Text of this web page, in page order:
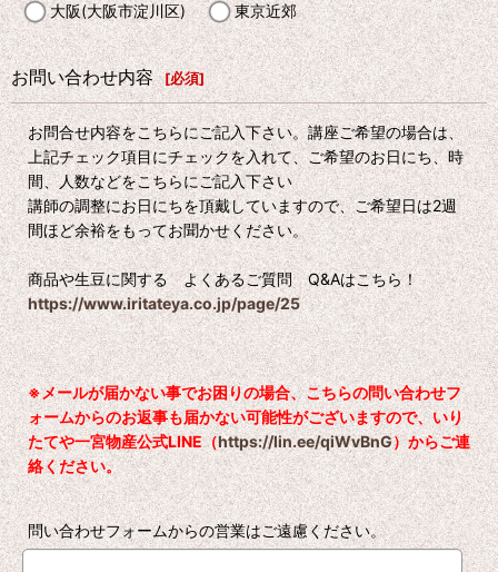
大阪(大阪市淀川区)
東京近郊
お問い合わせ内容 [必須]
お問合せ内容をこちらにご記入下さい。講座ご希望の場合は、
上記チェック項目にチェックを入れて、ご希望のお日にち、時
間、人数などをこちらにご記入下さい
講師の調整にお日にちを頂戴していますので、ご希望日は2週
間ほど余裕をもってお聞かせください。
商品や生豆に関する よくあるご質問 Q&Aはこちら！
https://www.iritateya.co.jp/page/25
※メールが届かない事でお困りの場合、こちらの問い合わせフ
ォームからのお返事も届かない可能性がございますので、いり
たてや一宮物産公式LINE（https://lin.ee/qiWvBnG）からご連
絡ください。
問い合わせフォームからの営業はご遠慮ください。